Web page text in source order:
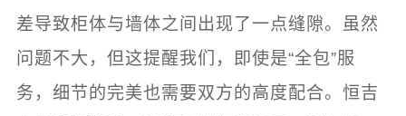
差导致柜体与墙体之间出现了一点缝隙。虽然
问题不大，但这提醒我们，即使是“全包”服
务，细节的完美也需要双方的高度配合。恒吉